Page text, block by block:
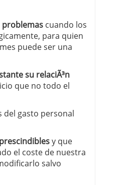
cuenta propia
problemas cuando los
para quien
puede ser una
su relaciÃ³n
que no todo el
del gasto personal
y que
el coste de nuestra
salvo